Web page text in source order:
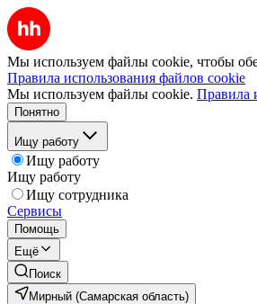
Мы используем файлы cookie, чтобы
Правила использования файлов cookie
Мы используем файлы cookie. Правила
Понятно
Ищу работу
Ищу работу
Ищу работу
Ищу сотрудника
Сервисы
Помощь
Ещё
Поиск
Мирный (Самарская область)